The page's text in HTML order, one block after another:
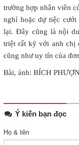
trường hợp nhân viên
nghỉ hoặc dự tiệc
lại. Đây cũng là nội
triệt rất kỹ với anh chị
cũng như uy tín của
Bài, ảnh: BÍCH
Ý kiến bạn đọc
Họ & tên